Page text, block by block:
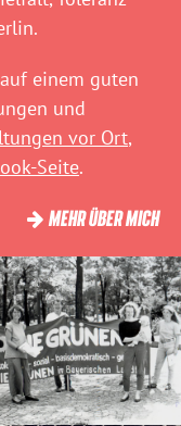
einem guten
und
vor Ort,
Seite.
MEHR ÜBER MICH